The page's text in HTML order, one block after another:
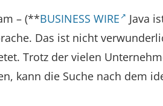
– (**BUSINESS WIRE
Java
Das ist nicht
Trotz der vielen
kann die Suche nach dem